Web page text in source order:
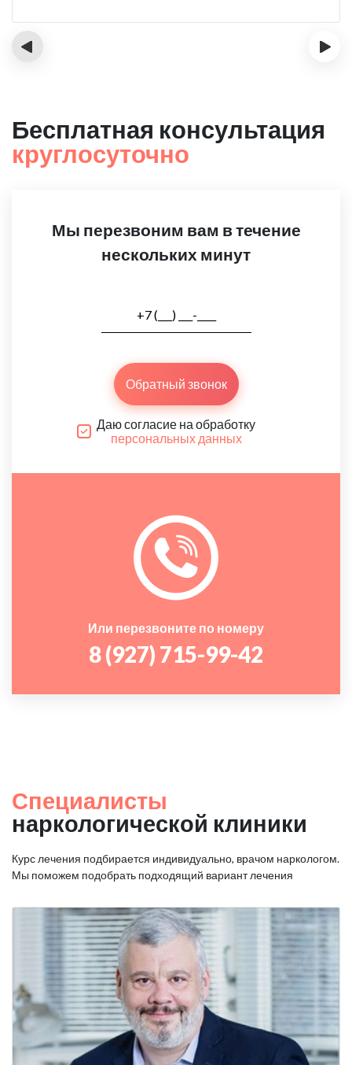
‹ ›
Бесплатная консультация
круглосуточно
Мы перезвоним вам в течение
нескольких минут
Обратный звонок
Даю согласие на обработку
персональных данных
Или перезвоните по номеру
8 (927) 715-99-42
Специалисты
наркологической клиники
Курс лечения подбирается индивидуально, врачом наркологом.
Мы поможем подобрать подходящий вариант лечения